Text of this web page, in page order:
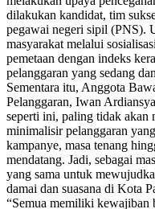
dilakukan kandidat, tim
pegawai negeri sipil (PNS).
masyarakat melalui
pemetaan dengan indeks
pelanggaran yang sedang
Sementara itu, Anggota
Pelanggaran, Iwan
seperti ini, paling tidak akan
minimalisir pelanggaran
kampanye, masa tenang
mendatang. Jadi, sebagai
yang sama untuk
damai dan suasana di Kota
“Semua memiliki kewajiban